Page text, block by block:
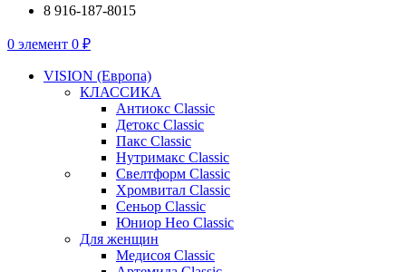
8 916-187-8015
0 элемент 0 ₽
VISION (Европа)
КЛАССИКА
Антиокс Classic
Детокс Classic
Пакс Classic
Нутримакс Classic
Свелтформ Classic
Хромвитал Classic
Сеньор Classic
Юниор Нео Classic
Для женщин
Медисоя Classic